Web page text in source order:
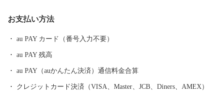
が伝統として受け継がれている「美味しい日本遺産」ともいえる
町なかを歩いていると、今も昔も変わらない醤油づくりの香りを
お支払い方法
au PAY カード（番号入力不要）
au PAY 残高
au PAY（auかんたん決済）通信料金合算
クレジットカード決済（VISA、Master、JCB、Diners、AMEX）